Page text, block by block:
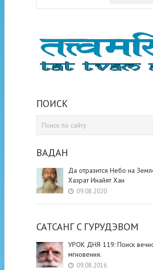
ПОИСК
ВАДАН
Да отразится Небо на
Хазрат Инайят Хан
09.08.2020
САТСАНГ C ГУРУДЭВОМ
УРОК ДНЯ 119: Поиск
мгновения.
09.08.2016